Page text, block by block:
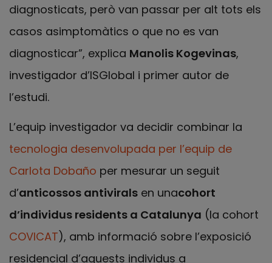
diagnosticats, però van passar per alt tots els
casos asimptomàtics o que no es van
diagnosticar”, explica Manolis Kogevinas,
investigador d’ISGlobal i primer autor de
l’estudi.
L’equip investigador va decidir combinar la
tecnologia desenvolupada per l’equip de
Carlota Dobaño per mesurar un seguit
d’anticossos antivirals en unacohort
d’individus residents a Catalunya (la cohort
COVICAT), amb informació sobre l’exposició
residencial d’aquests individus a